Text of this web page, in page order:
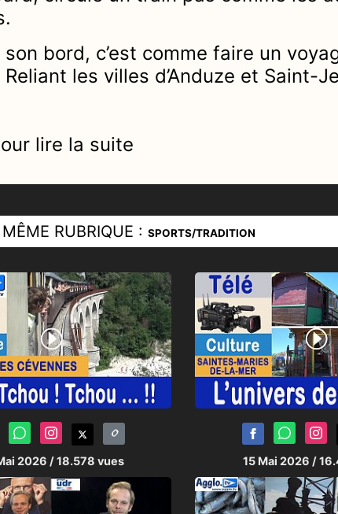
bord, c’est comme faire un
Reliant les villes d’Anduze et Saint-
lire la suite
RUBRIQUE :SPORTS/TRADITION
2026 / 18.578 vues 15 Mai 2026 /